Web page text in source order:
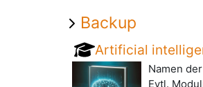
Backup
Artificial
Namen
Evtl.